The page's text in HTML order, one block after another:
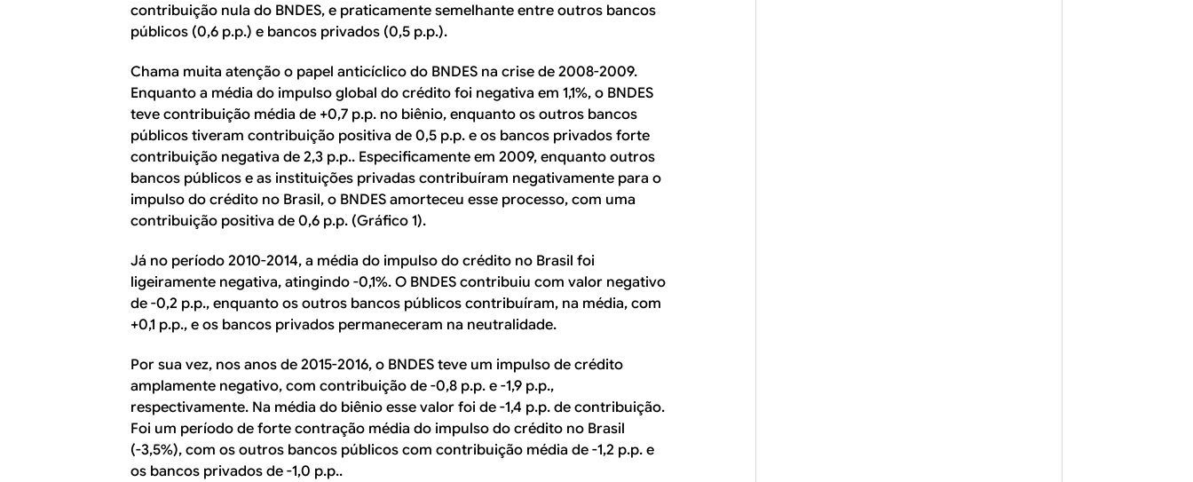
contribuição nula do BNDES, e praticamente semelhante entre outros bancos
públicos (0,6 p.p.) e bancos privados (0,5 p.p.).
Chama muita atenção o papel anticíclico do BNDES na crise de 2008-2009.
Enquanto a média do impulso global do crédito foi negativa em 1,1%, o BNDES
teve contribuição média de +0,7 p.p. no biênio, enquanto os outros bancos
públicos tiveram contribuição positiva de 0,5 p.p. e os bancos privados forte
contribuição negativa de 2,3 p.p.. Especificamente em 2009, enquanto outros
bancos públicos e as instituições privadas contribuíram negativamente para o
impulso do crédito no Brasil, o BNDES amorteceu esse processo, com uma
contribuição positiva de 0,6 p.p. (Gráfico 1).
Já no período 2010-2014, a média do impulso do crédito no Brasil foi
ligeiramente negativa, atingindo -0,1%. O BNDES contribuiu com valor negativo
de -0,2 p.p., enquanto os outros bancos públicos contribuíram, na média, com
+0,1 p.p., e os bancos privados permaneceram na neutralidade.
Por sua vez, nos anos de 2015-2016, o BNDES teve um impulso de crédito
amplamente negativo, com contribuição de -0,8 p.p. e -1,9 p.p.,
respectivamente. Na média do biênio esse valor foi de -1,4 p.p. de contribuição.
Foi um período de forte contração média do impulso do crédito no Brasil
(-3,5%), com os outros bancos públicos com contribuição média de -1,2 p.p. e
os bancos privados de -1,0 p.p..